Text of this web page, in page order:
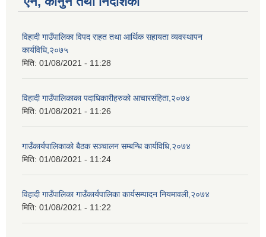
विहादी गाउँपालिका विपद राहत तथा आर्थिक सहायता व्यवस्थापन
कार्यविधि,२०७५
मिति: 01/08/2021 - 11:28
विहादी गाउँपालिकाका पदाधिकारीहरुको आचारसंहिता,२०७४
मिति: 01/08/2021 - 11:26
गाउँकार्यपालिकाको बैठक सञ्चालन सम्बन्धि कार्यविधि,२०७४
मिति: 01/08/2021 - 11:24
विहादी गाउँपालिका गाउँकार्यपालिका कार्यसम्पादन नियमावली,२०७४
मिति: 01/08/2021 - 11:22